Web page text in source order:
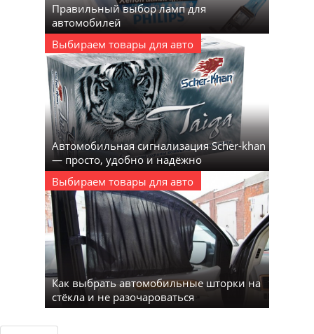
Правильный выбор ламп для
автомобилей
Выбираем товары для авто
Автомобильная сигнализация Scher-khan
— просто, удобно и надёжно
Выбираем товары для авто
Как выбрать автомобильные шторки на
стёкла и не разочароваться